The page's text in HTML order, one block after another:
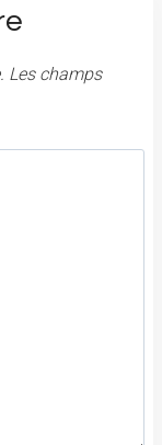
Les champs